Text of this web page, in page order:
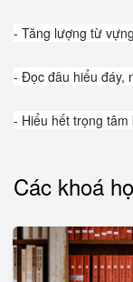
- Tăng lượng từ
- Đọc đâu hiểu đáy,
- Hiểu hết trọng tâm
Các khoá